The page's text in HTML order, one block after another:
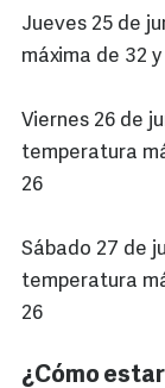
Jueves 25 de
máxima de 32
Viernes 26 de
temperatura
26
Sábado 27 de
temperatura
26
¿Cómo